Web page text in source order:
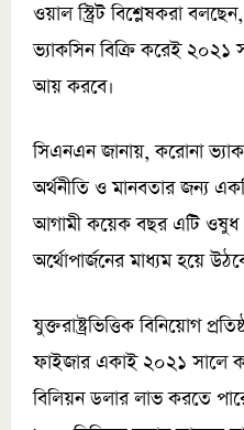
ওয়াল স্ট্রিট বিশ্লেষকরা
ভ্যাকসিন বিক্রি করেই ২০২১
আয় করবে।
সিএনএন জানায়, করোনা
অর্থনীতি ও মানবতার জন্য
আগামী কয়েক বছর এটি ওষুধ
অর্থোপার্জনের মাধ্যম হয়ে
যুক্তরাষ্ট্রভিত্তিক বিনিয়োগ
ফাইজার একাই ২০২১ সালে
বিলিয়ন ডলার লাভ করতে